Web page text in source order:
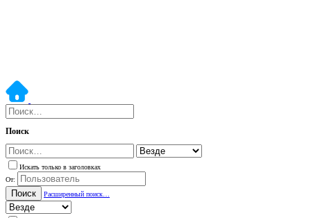
Поиск
Искать только в заголовках
От:
Поиск Расширенный поиск…